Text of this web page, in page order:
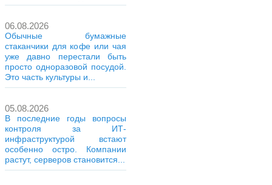
06.08.2026
Обычные бумажные
стаканчики для кофе или чая
уже давно перестали быть
просто одноразовой посудой.
Это часть культуры и...
05.08.2026
В последние годы вопросы
контроля за ИТ-
инфраструктурой встают
особенно остро. Компании
растут, серверов становится...